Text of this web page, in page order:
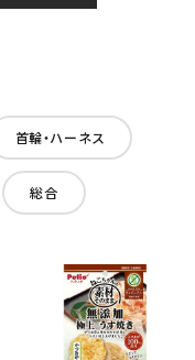
首輪・ハーネス
総合